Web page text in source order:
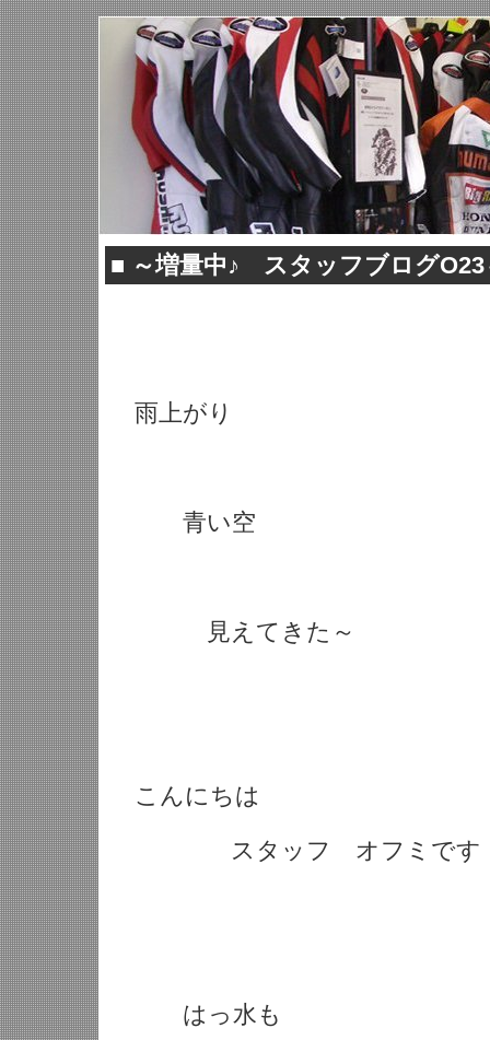
■ ～増量中♪ スタッフブログO23
雨上がり
青い空
見えてきた～
こんにちは
スタッフ オフミです
はっ水も